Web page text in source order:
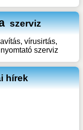
szerviz
vírusirtás,
szerviz
hírek